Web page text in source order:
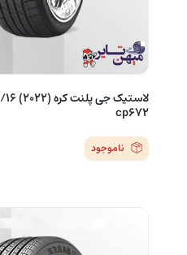
cp672
ناموجود